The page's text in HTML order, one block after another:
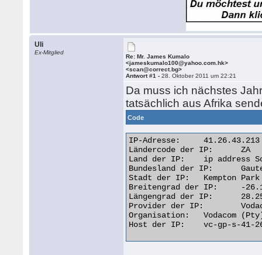
Uli
Ex-Mitglied
Re: Mr. James Kumalo
<jameskumalo100@yahoo.com.hk>
<scan@correct.bg>
Antwort #1 -28. Oktober 2011 um 22:21
Da muss ich nächstes
tatsächlich aus Afrika
Code
IP-Adresse: 	41.26.43.213
Ländercode der IP: 	ZA
Land der IP: 	ip address South Africa
Bundesland der IP: 	Gauteng
Stadt der IP: 	Kempton Park
Breitengrad der IP: 	-26.1000
Längengrad der IP: 	28.2500
Provider der IP: 	Vodacom (Pty) Ltd.
Organisation: 	Vodacom (Pty) Ltd.
Host der IP: 	vc-gp-s-41-26-43-213.umts.vodacom.co.za